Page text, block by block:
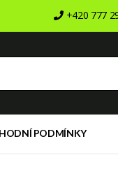
+420 777
PODMÍNKY